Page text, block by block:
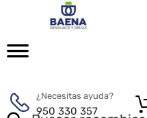
¿Necesitas ayuda?
950 330 357